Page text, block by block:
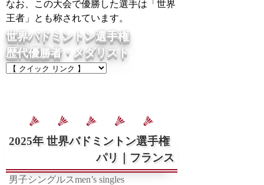
なお、この大会で優勝した選手は「世界
王者」とも称されています。
世界バドミントン選手権
歴代優勝者・メダリスト
2025年 世界バドミントン選手権
パリ｜フランス
男子シングルスmen’s singles